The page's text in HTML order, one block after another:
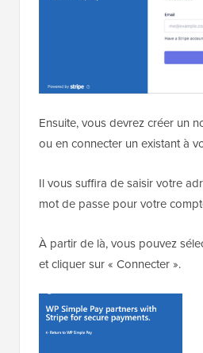
Ensuite, vous devrez créer un
ou en connecter un existant à
Il vous suffira de saisir votre
mot de passe pour votre
À partir de là, vous pouvez
et cliquer sur « Connecter ».